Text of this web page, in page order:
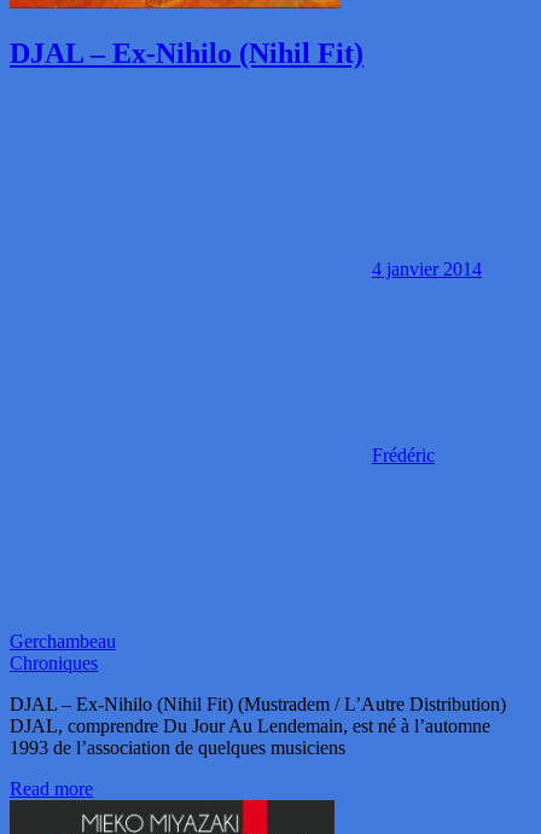
DJAL – Ex-Nihilo (Nihil Fit)
4 janvier 2014
Frédéric
Gerchambeau
Chroniques
DJAL – Ex-Nihilo (Nihil Fit) (Mustradem / L’Autre Distribution)
DJAL, comprendre Du Jour Au Lendemain, est né à l’automne
1993 de l’association de quelques musiciens
Read more